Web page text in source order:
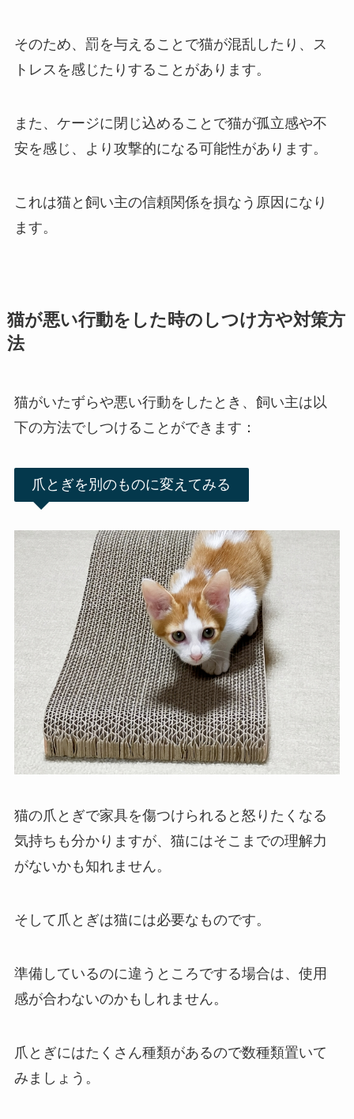
そのため、罰を与えることで猫が混乱したり、ス
トレスを感じたりすることがあります。
また、ケージに閉じ込めることで猫が孤立感や不
安を感じ、より攻撃的になる可能性があります。
これは猫と飼い主の信頼関係を損なう原因になり
ます。
猫が悪い行動をした時のしつけ方や対策方
法
猫がいたずらや悪い行動をしたとき、飼い主は以
下の方法でしつけることができます：
爪とぎを別のものに変えてみる
猫の爪とぎで家具を傷つけられると怒りたくなる
気持ちも分かりますが、猫にはそこまでの理解力
がないかも知れません。
そして 爪とぎは猫には必要なものです。
準備しているのに違うところでする場合は、使用
感が合わないのかもしれません。
爪とぎにはたくさん種類があるので数種類置いて
みましょう。